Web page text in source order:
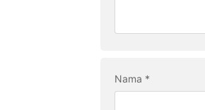
Nama *